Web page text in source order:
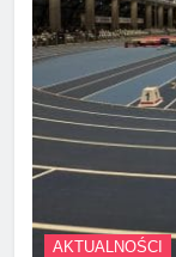
AKTUALNOŚCI